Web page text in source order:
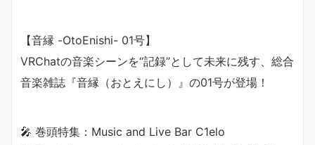
【音縁 -OtoEnishi- 01号】
VRChatの音楽シーンを“記録”として未来に残す、総合
音楽雑誌『音縁（おとえにし）』の01号が登場！
🎤 巻頭特集：Music and Live Bar C1elo